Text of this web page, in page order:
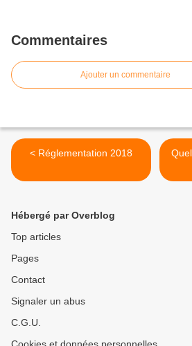
Commentaires
Ajouter un commentaire
< Réglementation 2018
Hébergé par Overblog
Top articles
Pages
Contact
Signaler un abus
C.G.U.